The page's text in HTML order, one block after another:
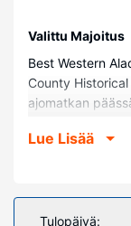
Valittu Majoitus
Best Western
County
ajomatkan
Lake Sacajawea
Tässä
huonetta, joiden
Lue Lisää
Tulopäivä: